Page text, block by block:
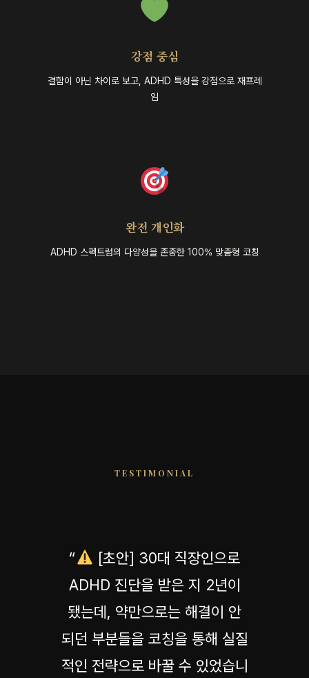
강점 중심
결함이 아닌 차이로 보고, ADHD 특성을 강점으로 재프레
임
완전 개인화
ADHD 스펙트럼의 다양성을 존중한 100% 맞춤형 코칭
TESTIMONIAL
“
[초안] 30대 직장인으로
ADHD 진단을 받은 지 2년이
됐는데, 약만으로는 해결이 안
되던 부분들을 코칭을 통해 실질
적인 전략으로 바꿀 수 있었습니